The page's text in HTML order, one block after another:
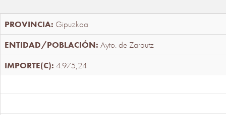
Gipuzkoa
Ayto. de Zarautz
4.975,24